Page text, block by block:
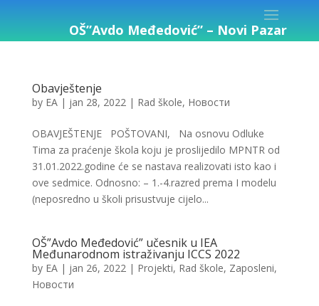
OŠ”Avdo Međedović” – Novi Pazar
Obavještenje
by EA| jan 28, 2022| Rad škole, Новости
OBAVJEŠTENJE POŠTOVANI, Na osnovu Odluke
Tima za praćenje škola koju je proslijedilo MPNTR od
31.01.2022.godine će se nastava realizovati isto kao i
ove sedmice. Odnosno: – 1.-4.razred prema I modelu
(neposredno u školi prisustvuje cijelo...
OŠ”Avdo Međedović” učesnik u IEA
Međunarodnom istraživanju ICCS 2022
by EA| jan 26, 2022| Projekti, Rad škole, Zaposleni,
Новости